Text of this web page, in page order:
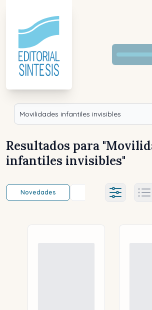
Resultados para "
infantiles invisibles"
Novedades Título (a-z)
Ajustes